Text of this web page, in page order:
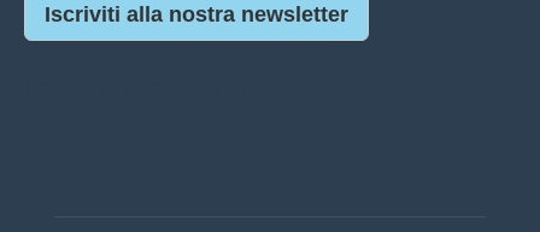
Iscriviti alla nostra newsletter